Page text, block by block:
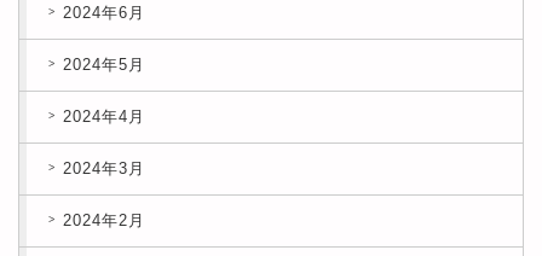
2024年6月
2024年5月
2024年4月
2024年3月
2024年2月